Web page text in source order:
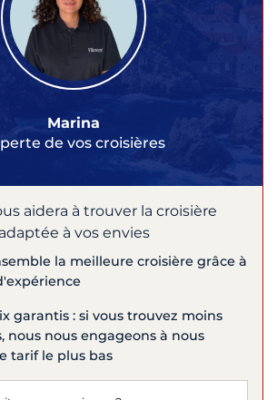
Marina
de vos croisières
aidera à trouver la croisière
adaptée à vos envies
la meilleure croisière grâce à
garantis : si vous trouvez moins
nous nous engageons à nous
tarif le plus bas